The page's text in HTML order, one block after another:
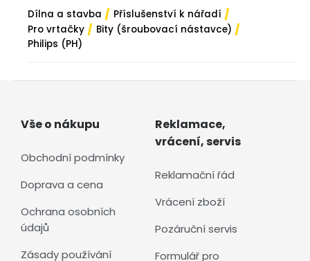
Dílna a stavba / Příslušenství k nářadí /
Pro vrtačky / Bity (šroubovací nástavce) /
Philips (PH)
Vše o nákupu
Obchodní podmínky
Doprava a cena
Ochrana osobních
údajů
Zásady používání
Reklamace,
vrácení, servis
Reklamační řád
Vrácení zboží
Pozáruční servis
Formulář pro